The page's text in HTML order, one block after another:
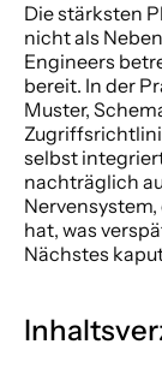
Die stärksten
nicht als
Engineers
bereit. In der
Muster,
selbst
nachträglich
hat, was
Nächstes